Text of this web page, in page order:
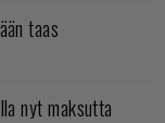
taas
nyt maksutta